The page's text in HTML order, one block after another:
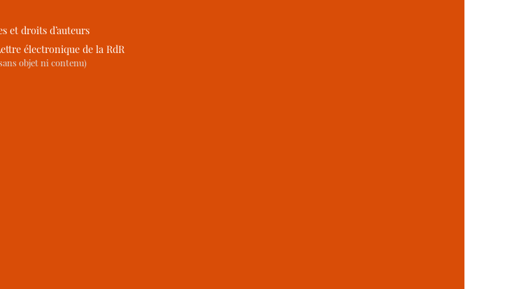
et droits d’auteurs
électronique de la RdR
objet ni contenu)